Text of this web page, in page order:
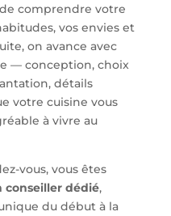
comprendre votre
vos envies et
on avance avec
— conception, choix
détails
votre cuisine vous
à vivre au
vous, vous êtes
conseiller dédié,
du début à la